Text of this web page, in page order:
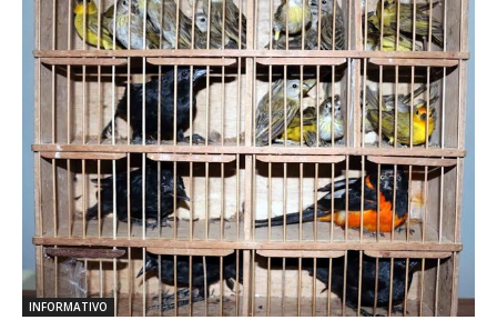
INFORMATIVO